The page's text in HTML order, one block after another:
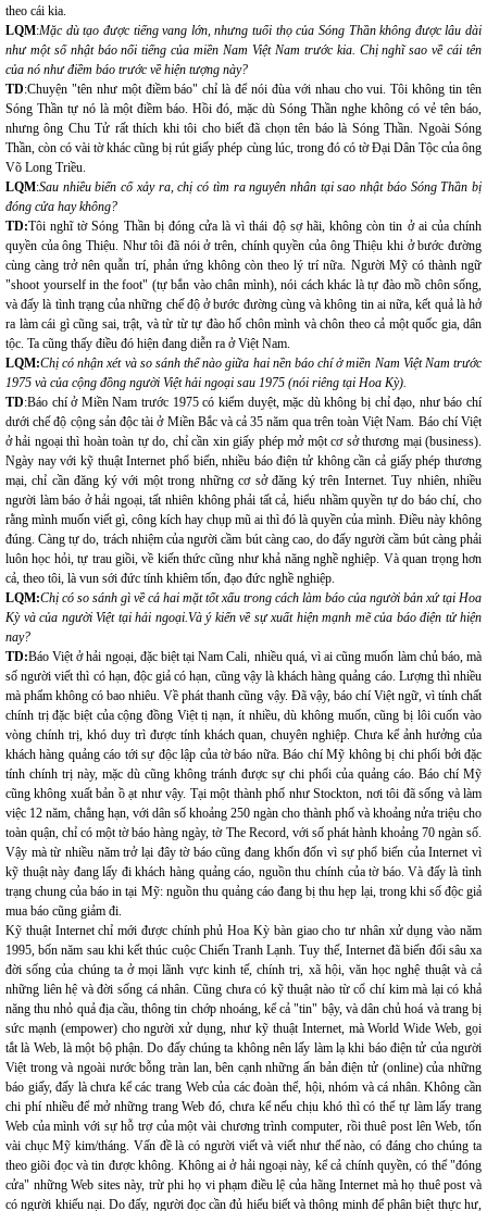
theo cái kia.
LQM:Mặc dù tạo được tiếng vang lớn, nhưng tuổi thọ của Sóng Thần không được lâu dài
như một số nhật báo nổi tiếng của miền Nam Việt Nam trước kia. Chị nghĩ sao về cái tên
của nó như điềm báo trước về hiện tượng này?
TD:Chuyện "tên như một điềm báo" chỉ là để nói đùa với nhau cho vui. Tôi không tin tên
Sóng Thần tự nó là một điềm báo. Hồi đó, mặc dù Sóng Thần nghe không có vẻ tên báo,
nhưng ông Chu Tử rất thích khi tôi cho biết đã chọn tên báo là Sóng Thần. Ngoài Sóng
Thần, còn có vài tờ khác cũng bị rút giấy phép cùng lúc, trong đó có tờ Đại Dân Tộc của ông
Võ Long Triều.
LQM:Sau nhiều biến cố xảy ra, chị có tìm ra nguyên nhân tại sao nhật báo Sóng Thần bị
đóng cửa hay không?
TD:Tôi nghĩ tờ Sóng Thần bị đóng cửa là vì thái độ sợ hãi, không còn tin ở ai của chính
quyền của ông Thiệu. Như tôi đã nói ở trên, chính quyền của ông Thiệu khi ở bước đường
cùng càng trở nên quẫn trí, phản ứng không còn theo lý trí nữa. Người Mỹ có thành ngữ
"shoot yourself in the foot" (tự bắn vào chân mình), nói cách khác là tự đào mồ chôn sống,
và đấy là tình trạng của những chế độ ở bước đường cùng và không tin ai nữa, kết quả là hở
ra làm cái gì cũng sai, trật, và từ từ tự đào hố chôn mình và chôn theo cả một quốc gia, dân
tộc. Ta cũng thấy điều đó hiện đang diễn ra ở Việt Nam.
LQM:Chị có nhận xét và so sánh thế nào giữa hai nền báo chí ở miền Nam Việt Nam trước
1975 và của cộng đồng người Việt hải ngoại sau 1975 (nói riêng tại Hoa Kỳ).
TD:Báo chí ở Miền Nam trước 1975 có kiểm duyệt, mặc dù không bị chỉ đạo, như báo chí
dưới chế độ cộng sản độc tài ở Miền Bắc và cả 35 năm qua trên toàn Việt Nam. Báo chí Việt
ở hải ngoại thì hoàn toàn tự do, chỉ cần xin giấy phép mở một cơ sở thương mại (business).
Ngày nay với kỹ thuật Internet phổ biến, nhiều báo điện tử không cần cả giấy phép thương
mại, chỉ cần đăng ký với một trong những cơ sở đăng ký trên Internet. Tuy nhiên, nhiều
người làm báo ở hải ngoại, tất nhiên không phải tất cả, hiểu nhầm quyền tự do báo chí, cho
rằng mình muốn viết gì, công kích hay chụp mũ ai thì đó là quyền của mình. Điều này không
đúng. Càng tự do, trách nhiệm của người cầm bút càng cao, do đấy người cầm bút càng phải
luôn học hỏi, tự trau giồi, về kiến thức cũng như khả năng nghề nghiệp. Và quan trọng hơn
cả, theo tôi, là vun sới đức tính khiêm tốn, đạo đức nghề nghiệp.
LQM:Chị có so sánh gì về cả hai mặt tốt xấu trong cách làm báo của người bản xứ tại Hoa
Kỳ và của người Việt tại hải ngoại.Và ý kiến về sự xuất hiện mạnh mẽ của báo điện tử hiện
nay?
TD:Báo Việt ở hải ngoại, đặc biệt tại Nam Cali, nhiều quá, vì ai cũng muốn làm chủ báo, mà
số người viết thì có hạn, độc giả có hạn, cũng vậy là khách hàng quảng cáo. Lượng thì nhiều
mà phẩm không có bao nhiêu. Về phát thanh cũng vậy. Đã vậy, báo chí Việt ngữ, vì tính chất
chính trị đặc biệt của cộng đồng Việt tị nạn, ít nhiều, dù không muốn, cũng bị lôi cuốn vào
vòng chính trị, khó duy trì được tính khách quan, chuyên nghiệp. Chưa kể ảnh hưởng của
khách hàng quảng cáo tới sự độc lập của tờ báo nữa. Báo chí Mỹ không bị chi phối bởi đặc
tính chính trị này, mặc dù cũng không tránh được sự chi phối của quảng cáo. Báo chí Mỹ
cũng không xuất bản ồ ạt như vậy. Tại một thành phố như Stockton, nơi tôi đã sống và làm
việc 12 năm, chẳng hạn, với dân số khoảng 250 ngàn cho thành phố và khoảng nửa triệu cho
toàn quận, chỉ có một tờ báo hàng ngày, tờ The Record, với số phát hành khoảng 70 ngàn số.
Vậy mà từ nhiều năm trở lại đây tờ báo cũng đang khốn đốn vì sự phổ biến của Internet vì
kỹ thuật này đang lấy đi khách hàng quảng cáo, nguồn thu chính của tờ báo. Và đấy là tình
trạng chung của báo in tại Mỹ: nguồn thu quảng cáo đang bị thu hẹp lại, trong khi số độc giả
mua báo cũng giảm đi.
Kỹ thuật Internet chỉ mới được chính phủ Hoa Kỳ bàn giao cho tư nhân xử dụng vào năm
1995, bốn năm sau khi kết thúc cuộc Chiến Tranh Lạnh. Tuy thế, Internet đã biến đổi sâu xa
đời sống của chúng ta ở mọi lãnh vực kinh tế, chính trị, xã hội, văn học nghệ thuật và cả
những liên hệ và đời sống cá nhân. Cũng chưa có kỹ thuật nào từ cổ chí kim mà lại có khả
năng thu nhỏ quả địa cầu, thông tin chớp nhoáng, kể cả "tin" bậy, và dân chủ hoá và trang bị
sức mạnh (empower) cho người xử dụng, như kỹ thuật Internet, mà World Wide Web, gọi
tắt là Web, là một bộ phận. Do đấy chúng ta không nên lấy làm lạ khi báo điện tử của người
Việt trong và ngoài nước bỗng tràn lan, bên cạnh những ấn bản điện tử (online) của những
báo giấy, đấy là chưa kể các trang Web của các đoàn thể, hội, nhóm và cá nhân. Không cần
chi phí nhiều để mở những trang Web đó, chưa kể nếu chịu khó thì có thể tự làm lấy trang
Web của mình với sự hỗ trợ của một vài chương trình computer, rồi thuê post lên Web, tốn
vài chục Mỹ kim/tháng. Vấn đề là có người viết và viết như thế nào, có đáng cho chúng ta
theo giõi đọc và tin được không. Không ai ở hải ngoại này, kể cả chính quyền, có thể "đóng
cửa" những Web sites này, trừ phi họ vi phạm điều lệ của hãng Internet mà họ thuê post và
có người khiếu nại. Do đấy, người đọc cần đủ hiểu biết và thông minh để phân biệt thực hư,